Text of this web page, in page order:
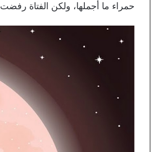
حمراء ما أجملها، ولكن الفتاة